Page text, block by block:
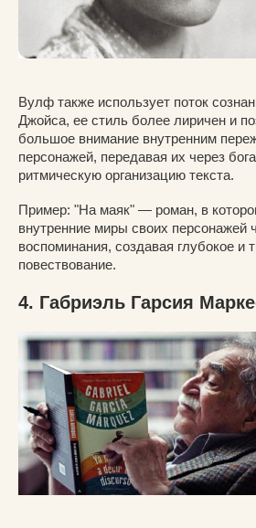
Вулф также использует поток
Джойса, ее стиль более лиричен и
большое внимание внутренним
персонажей, передавая их через
ритмическую организацию текста.
Пример: "На маяк" — роман, в
внутренние миры своих персонажей
воспоминания, создавая глубокое и
повествование.
4. Габриэль Гарсия